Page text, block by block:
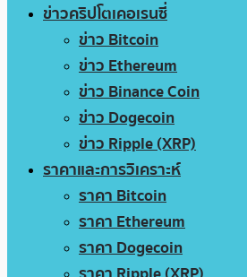
ข่าวคริปโตเคอเรนซี่
ข่าว Bitcoin
ข่าว Ethereum
ข่าว Binance Coin
ข่าว Dogecoin
ข่าว Ripple (XRP)
ราคาและการวิเคราะห์
ราคา Bitcoin
ราคา Ethereum
ราคา Dogecoin